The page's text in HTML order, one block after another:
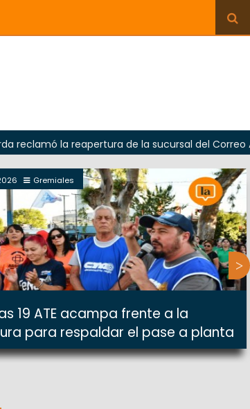
la reapertura de la sucursal del Correo
Gremiales
19 ATE acampa frente a la
para respaldar el pase a planta